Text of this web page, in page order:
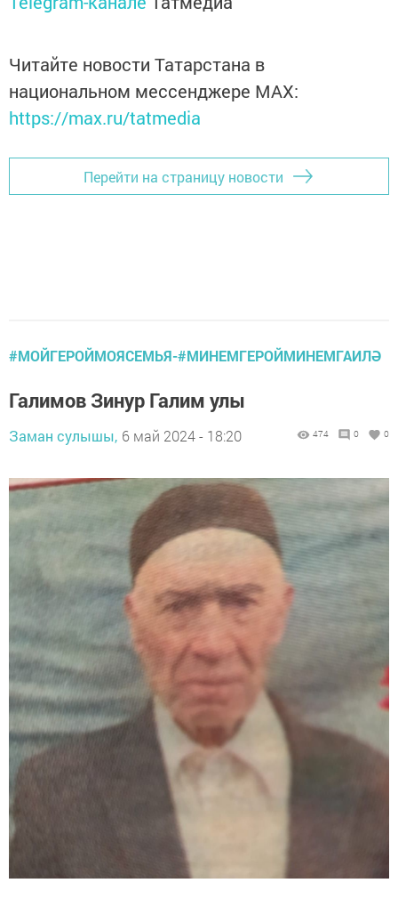
Читайте новости Татарстана в
национальном мессенджере MАХ:
https://max.ru/tatmedia
Перейти на страницу новости
#МОЙГЕРОЙМОЯСЕМЬЯ-#МИНЕМГЕРОЙМИНЕМГАИЛӘ
Галимов Зинур Галим улы
Заман сулышы, 6 май 2024 - 18:20 474 0 0